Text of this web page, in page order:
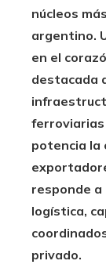
núcleos
argentino.
en el
destacada
ferroviarias
potencia la
responde a
logística,
privado.